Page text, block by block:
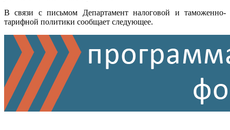
В связи с письмом Департамент налоговой и таможенно-
тарифной политики сообщает следующее.